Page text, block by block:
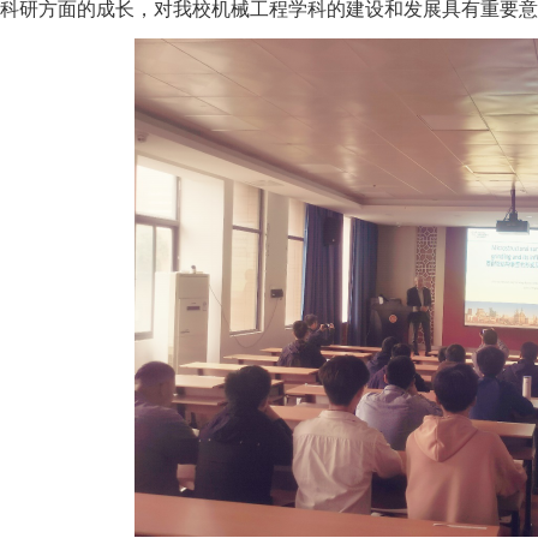
研方面的成长，对我校机械工程学科的建设和发展具有重要